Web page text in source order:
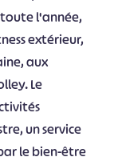
l'année,
extérieur,
aux
Le
un service
le bien-être